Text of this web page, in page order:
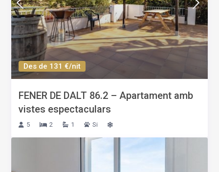
Des de 131 €/nit
FENER DE DALT 86.2 – Apartament amb
vistes espectaculars
5 2 1 Si